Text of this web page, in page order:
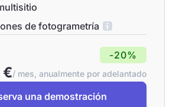
de fotogrametría
-20%
/ mes, anualmente por adelantado
una demostración